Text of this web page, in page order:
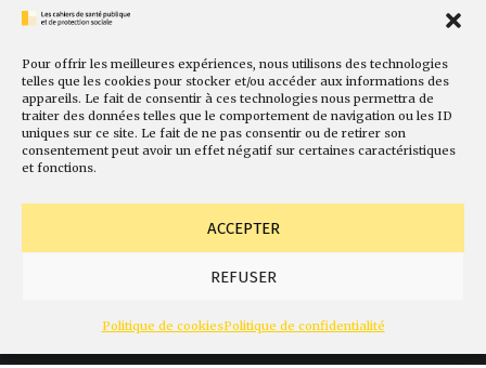
Pour offrir les meilleures expériences, nous utilisons des technologies
telles que les cookies pour stocker et/ou accéder aux informations des
appareils. Le fait de consentir à ces technologies nous permettra de
traiter des données telles que le comportement de navigation ou les ID
uniques sur ce site. Le fait de ne pas consentir ou de retirer son
consentement peut avoir un effet négatif sur certaines caractéristiques
et fonctions.
ACCEPTER
REFUSER
Politique de cookiesPolitique de confidentialité
Présentation Comité de rédaction Sites amis Contact
Newsletter Politique de cookies Faire un don